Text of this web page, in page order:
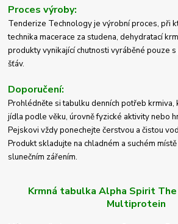
Proces výroby:
Tenderize Technology je výrobní proces, při
technika ​​macerace za studena, dehydratací
produkty vynikající chutnosti vyráběné pouze
šťáv.
Doporučení:
Prohlédněte si tabulku denních potřeb krmiva,
jídla podle věku, úrovně fyzické aktivity nebo
Pejskovi vždy ponechejte čerstvou a čistou
Produkt skladujte na chladném a suchém
slunečním zářením.
Krmná tabulka Alpha Spirit
Multiprotein